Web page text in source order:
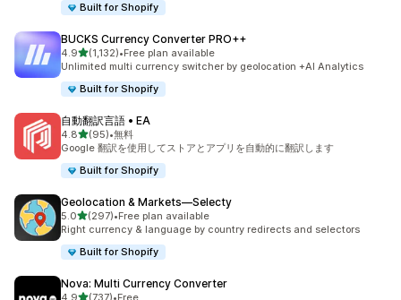
Built for Shopify
BUCKS Currency Converter PRO++
4.95つ星中
(1,132)
合計レビュー数：1132件
•Free plan available
Unlimited multi currency switcher by geolocation +AI Analytics
Built for Shopify
自動翻訳言語 • EA
4.85つ星中
(95)
合計レビュー数：95件
•無料
Google 翻訳を使用してストアとアプリを自動的に翻訳します
Built for Shopify
Geolocation & Markets—Selecty
5.05つ星中
(297)
合計レビュー数：297件
•Free plan available
Right currency & language by country redirects and selectors
Built for Shopify
Nova: Multi Currency Converter
4.95つ星中
(737)•Free